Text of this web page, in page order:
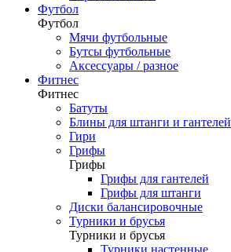
Футбол
Футбол
Мячи футбольные
Бутсы футбольные
Аксессуары / разное
Фитнес
Фитнес
Батуты
Блины для штанги и гантелей
Гири
Грифы
Грифы
Грифы для гантелей
Грифы для штанги
Диски балансировочные
Турники и брусья
Турники и брусья
Турники настенные